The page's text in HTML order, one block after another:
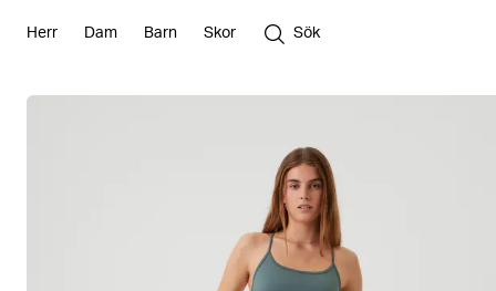
Herr Dam Barn Skor Sök